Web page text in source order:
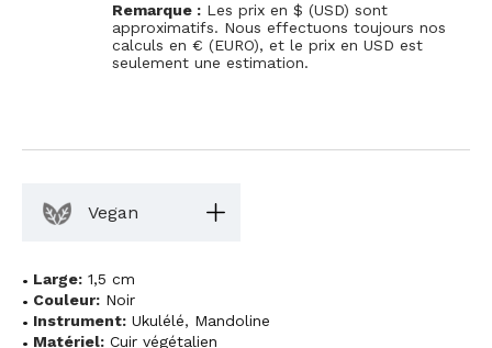
Remarque : Les prix en $ (USD) sont
approximatifs. Nous effectuons toujours nos
calculs en € (EURO), et le prix en USD est
seulement une estimation.
Vegan
Large: 1,5 cm
Couleur: Noir
Instrument: Ukulélé, Mandoline
Matériel: Cuir végétalien